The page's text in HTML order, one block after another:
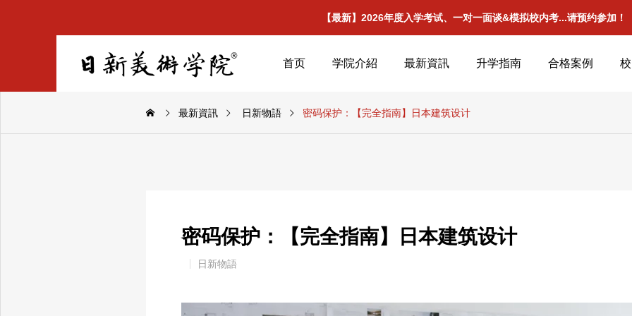
【最新】2026年度入学考试、一对一面谈&模拟校内考...请预约参加！
首页 学院介紹 最新資訊 升学指南 合格案例
最新資訊 日新物語 密码保护：【完全指南】日本建筑设计
密码保护：【完全指南】日本建筑设计
日新物語